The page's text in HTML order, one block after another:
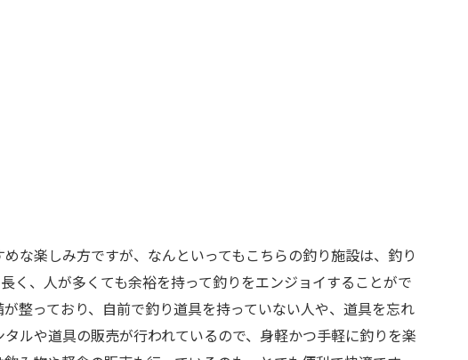
な楽しみ方ですが、なんといってもこちらの釣り施設は、釣り
く、人が多くても余裕を持って釣りをエンジョイすることがで
整っており、自前で釣り道具を持っていない人や、道具を忘れ
ルや道具の販売が行われているので、身軽かつ手軽に釣りを楽